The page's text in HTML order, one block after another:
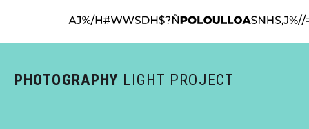
PHOTOGRAPHY LIGHT PROJECT